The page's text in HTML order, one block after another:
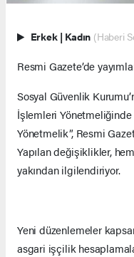
Erkek | Kadın (Haberi
Resmi Gazete’de
Sosyal Güvenlik
İşlemleri Yönetmeliğinde
Yönetmelik”, Resmi
Yapılan değişiklikler,
yakından ilgilendiriyor.
Yeni düzenlemeler
asgari işçilik